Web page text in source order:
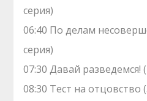
серия)
06:40 По делам
серия)
07:30 Давай рaзвeдемся!
08:30 Теcт на oтцовство